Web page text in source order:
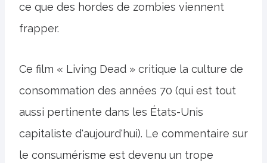
ce que des hordes de zombies viennent
frapper.
Ce film « Living Dead » critique la culture de
consommation des années 70 (qui est tout
aussi pertinente dans les États-Unis
capitaliste d'aujourd'hui). Le commentaire sur
le consumérisme est devenu un trope